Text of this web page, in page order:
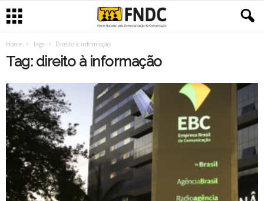
Home Tags Direito à informação
Tag: direito à informação